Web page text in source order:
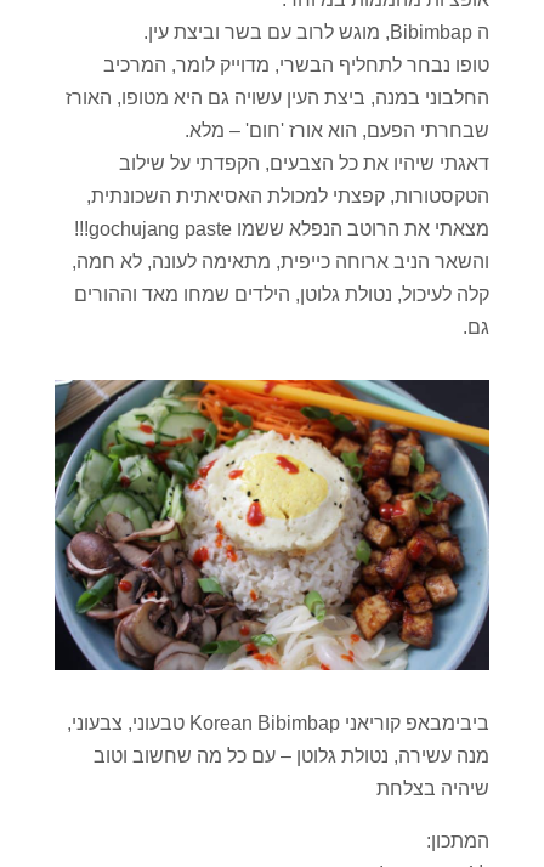
ה Bibimbap, מוגש לרוב עם בשר וביצת עין.
טופו נבחר לתחליף הבשרי, מדוייק לומר, המרכיב
החלבוני במנה, ביצת העין עשויה גם היא מטופו, האורז
שבחרתי הפעם, הוא אורז 'חום' – מלא.
דאגתי שיהיו את כל הצבעים, הקפדתי על שילוב
הטקסטורות, קפצתי למכולת האסיאתית השכונתית,
מצאתי את הרוטב הנפלא ששמו gochujang paste!!!
והשאר הניב ארוחה כייפית, מתאימה לעונה, לא חמה,
קלה לעיכול, נטולת גלוטן, הילדים שמחו מאד וההורים
גם.
ביבימבאפ קוריאני Korean Bibimbap טבעוני, צבעוני,
מנה עשירה, נטולת גלוטן – עם כל מה שחשוב וטוב
שיהיה בצלחת
המתכון: